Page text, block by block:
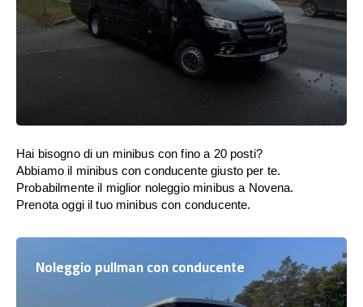
Hai bisogno di un minibus con fino a 20 posti?
Abbiamo il minibus con conducente giusto per te.
Probabilmente il miglior noleggio minibus a Novena.
Prenota oggi il tuo minibus con conducente.
Noleggio pullman con conducente